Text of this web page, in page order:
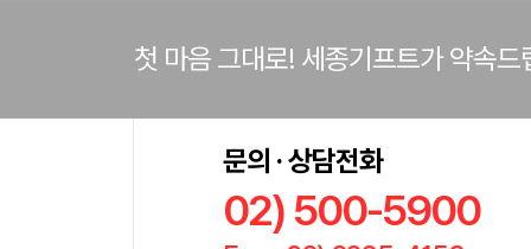
첫 마음 그대로! 세종기프트가 약속드
문의 · 상담전화
02) 500-5900